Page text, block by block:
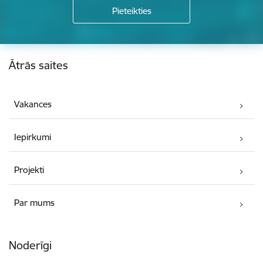
Kājene
Ātrās saites
Vakances
Iepirkumi
Projekti
Par mums
Noderīgi